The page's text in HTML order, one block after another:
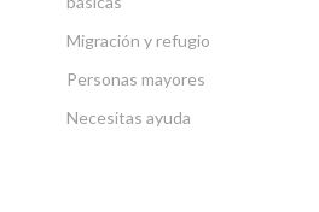
Migración y refugio
Personas mayores
Necesitas ayuda